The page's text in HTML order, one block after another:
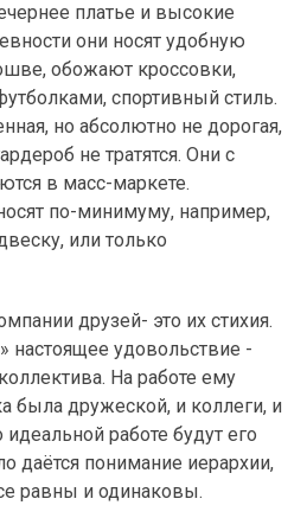
платье и высокие
они носят удобную
обожают кроссовки,
спортивный стиль.
но абсолютно не дорогая,
не тратятся. Они с
в масс-маркете.
по-минимуму, например,
или только
друзей- это их стихия.
настоящее удовольствие -
На работе ему
была дружеской, и коллеги, и
работе будут его
даётся понимание иерархии,
равны и одинаковы.